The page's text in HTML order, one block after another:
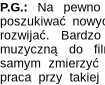
P.G.: Na
poszukiwać
rozwijać.
muzyczną do
samym
praca przy takiej